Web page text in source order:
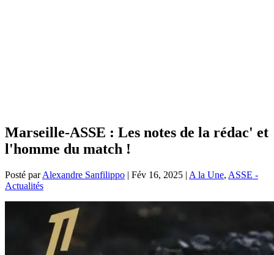
Marseille-ASSE : Les notes de la rédac' et
l'homme du match !
Posté parAlexandre Sanfilippo | Fév 16, 2025 | A la Une, ASSE -
Actualités